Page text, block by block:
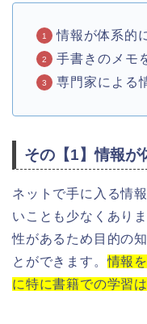
情報が体系的
手書きのメモ
専門家による
その【1】情報が
ネットで手に入る情
いことも少なくあり
性があるため目的の
とができます。情報
に特に書籍での学習